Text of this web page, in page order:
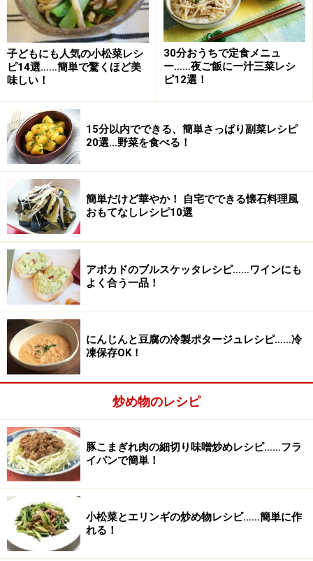
メカジキのトマト炒めの作り方・手順
■メカジキのトマト炒めの作り方
1
小麦粉をまぶす
メカジキを一口大に切り、塩こしょうをふって、小麦粉
をまぶします。
2
野菜を切る
子どもにも人気の小松菜レシ
ピ14選……簡単で驚くほど美
味しい！
30分おうちで定食メニュ
ー……夜ご飯に一汁三菜レシ
ピ12選！
15分以内でできる、簡単さっぱり副菜レシピ
20選…野菜を食べる！
簡単だけど華やか！ 自宅でできる懐石料理風
おもてなしレシピ10選
アボカドのブルスケッタレシピ……ワインにも
よく合う一品！
にんじんと豆腐の冷製ポタージュレシピ……冷
凍保存OK！
炒め物のレシピ
豚こまぎれ肉の細切り味噌炒めレシピ……フラ
イパンで簡単！
小松菜とエリンギの炒め物レシピ……簡単に作
れる！